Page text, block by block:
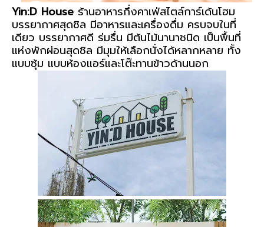
Yin:D House ร้านอาหารกึ่งคาเฟ่สไตล์การ์เด้นโฮม
บรรยากาศสุดชิล มีอาหารและเครื่องดื่ม ครบจบในที่
เดียว บรรยากาศดี ร่มรื่น มีต้นไม้นานาชนิด เป็นพื้นที่
แห่งพักผ่อนสุดชิล มีมุมให้เลือกนั่งได้หลากหลาย ทั้ง
แบบซุ้ม แบบห้องแอร์และโต๊ะทานข้าวด้านนอก